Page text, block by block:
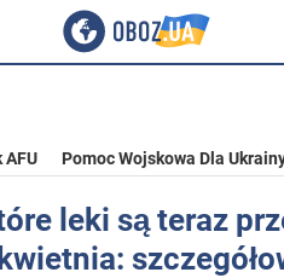
AFU Pomoc Wojskowa Dla
leki są teraz